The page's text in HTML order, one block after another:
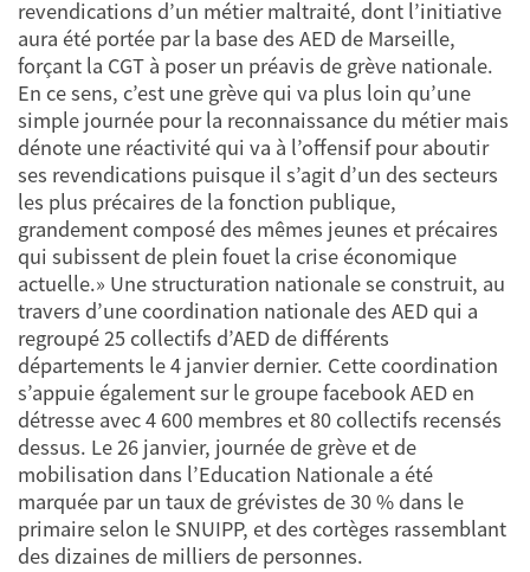
revendications d’un métier maltraité, dont l’initiative
aura été portée par la base des AED de Marseille,
forçant la CGT à poser un préavis de grève nationale.
En ce sens, c’est une grève qui va plus loin qu’une
simple journée pour la reconnaissance du métier mais
dénote une réactivité qui va à l’offensif pour aboutir
ses revendications puisque il s’agit d’un des secteurs
les plus précaires de la fonction publique,
grandement composé des mêmes jeunes et précaires
qui subissent de plein fouet la crise économique
actuelle.» Une structuration nationale se construit, au
travers d’une coordination nationale des AED qui a
regroupé 25 collectifs d’AED de différents
départements le 4 janvier dernier. Cette coordination
s’appuie également sur le groupe facebook AED en
détresse avec 4 600 membres et 80 collectifs recensés
dessus. Le 26 janvier, journée de grève et de
mobilisation dans l’Education Nationale a été
marquée par un taux de grévistes de 30 % dans le
primaire selon le SNUIPP, et des cortèges rassemblant
des dizaines de milliers de personnes.